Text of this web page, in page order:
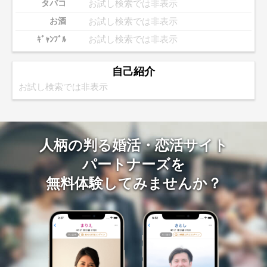
タバコ お試し検索では非表示
お酒 お試し検索では非表示
ｷﾞｬﾝﾌﾞﾙ お試し検索では非表示
自己紹介
お試し検索では非表示
人柄の判る婚活・恋活サイト
パートナーズを
無料体験してみませんか？